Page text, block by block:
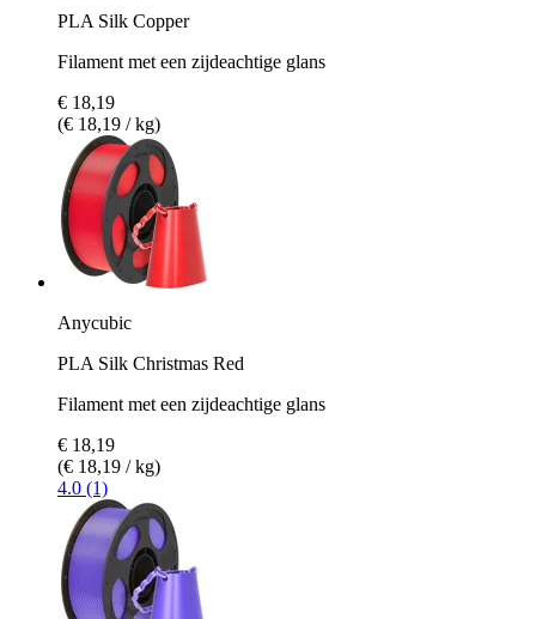
PLA Silk Copper
Filament met een zijdeachtige glans
€ 18,19
(€ 18,19 / kg)
Anycubic
PLA Silk Christmas Red
Filament met een zijdeachtige glans
€ 18,19
(€ 18,19 / kg)
4.0 (1)